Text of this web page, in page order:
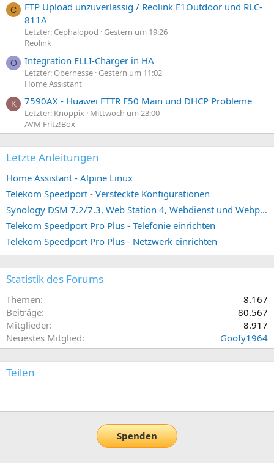
C
FTP Upload unzuverlässig / Reolink E1Outdoor und RLC-
811A
Letzter: Cephalopod
Gestern um 19:26
Reolink
O Integration ELLI-Charger in HA
Letzter: Oberhesse Gestern um 11:02
Home Assistant
K 7590AX - Huawei FTTR F50 Main und DHCP Probleme
Letzter: Knoppix Mittwoch um 23:00
AVM Fritz!Box
Letzte Anleitungen
Home Assistant - Alpine Linux
Telekom Speedport - Versteckte Konfigurationen
Synology DSM 7.2/7.3, Web Station 4, Webdienst und Webportal erstellen (ehemals vHost)
Telekom Speedport Pro Plus - Telefonie einrichten
Telekom Speedport Pro Plus - Netzwerk einrichten
Statistik des Forums
Themen
8.167
Beiträge
80.567
Mitglieder
8.917
Neuestes Mitglied
Goofy1964
Teilen
Spenden